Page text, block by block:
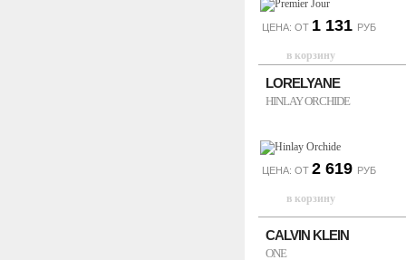
ЦЕНА: ОТ 1 131 РУБ
LORELYANE
HINLAY ORCHIDE
ЦЕНА: ОТ 2 619 РУБ
CALVIN KLEIN
ONE